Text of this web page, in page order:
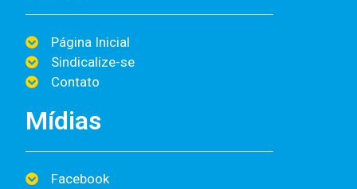
Página Inicial
Sindicalize-se
Contato
Mídias
Facebook